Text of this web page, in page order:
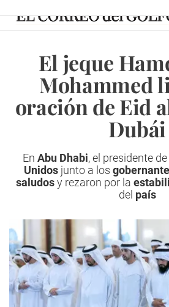
El jeque
Mohammed
oración de Eid
Dubái
En Abu Dhabi, el presidente de
Unidos junto a los
saludosy rezaron por la
del país